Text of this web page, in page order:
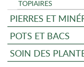
TOPIAIRES
PIERRES ET
POTS ET BACS
SOIN DES